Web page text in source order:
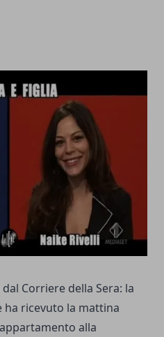
Corriere della Sera: la
ricevuto la mattina
alla